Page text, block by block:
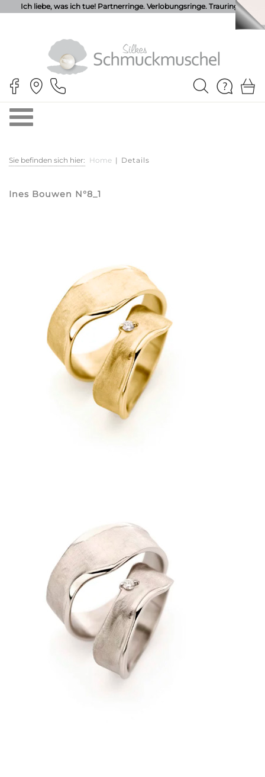
Ich liebe, was ich tue! Partnerringe. Verlobungsringe. Trauringe.
Sie befinden sich hier: Home | Details
Ines Bouwen N°8_1